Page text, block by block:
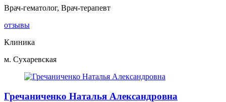
Врач-гематолог, Врач-терапевт
отзывы
Клиника
м. Сухаревская
Гречаниченко Наталья Александровна